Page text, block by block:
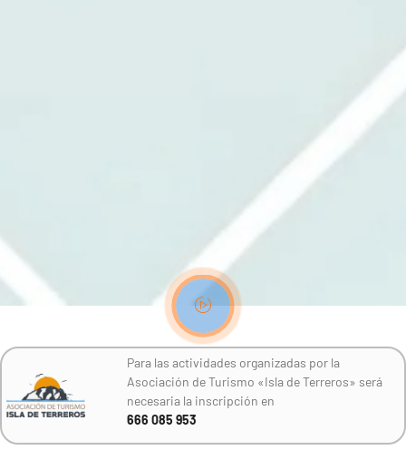
Para las actividades organizadas por la
Asociación de Turismo «Isla de Terreros» será
necesaria la inscripción en
666 085 953